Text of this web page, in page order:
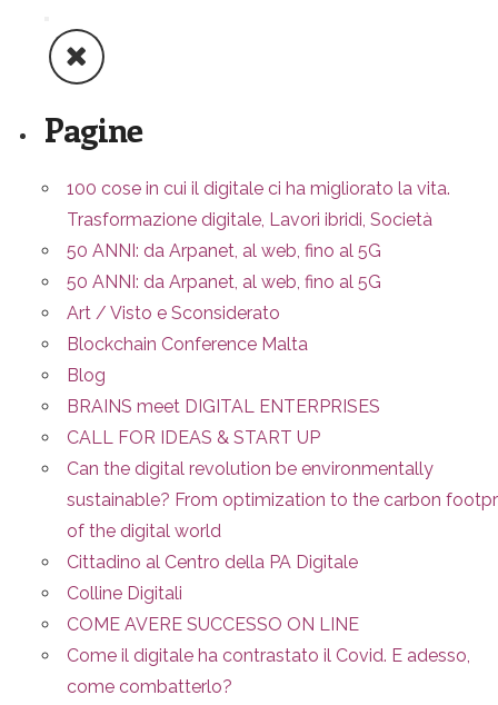
Pagine
100 cose in cui il digitale ci ha migliorato la vita.
Trasformazione digitale, Lavori ibridi, Società
50 ANNI: da Arpanet, al web, fino al 5G
50 ANNI: da Arpanet, al web, fino al 5G
Art / Visto e Sconsiderato
Blockchain Conference Malta
Blog
BRAINS meet DIGITAL ENTERPRISES
CALL FOR IDEAS & START UP
Can the digital revolution be environmentally
sustainable? From optimization to the carbon
of the digital world
Cittadino al Centro della PA Digitale
Colline Digitali
COME AVERE SUCCESSO ON LINE
Come il digitale ha contrastato il Covid. E adesso,
come combatterlo?